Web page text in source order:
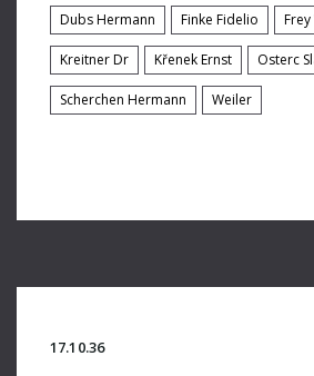
Paul Sacher
Pro-Arte-Quartett
Redlich Hans Ferdinand
Reinhart Werner
Röhrig Karl
Dubs Hermann Finke Fidelio
Kreitner Dr Křenek Ernst Osterc
Scherchen Hermann Weiler
17.10.36